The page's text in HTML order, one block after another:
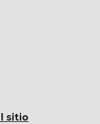
sitio